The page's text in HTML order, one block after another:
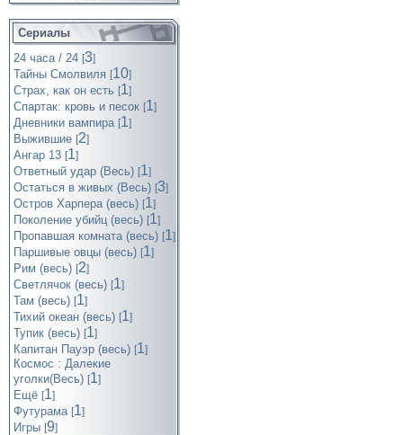
Сериалы
24 часа / 24 [3]
Тайны Смолвиля [10]
Страх, как он есть [1]
Спартак: кровь и песок [1]
Дневники вампира [1]
Выжившие [2]
Ангар 13 [1]
Ответный удар (Весь) [1]
Остаться в живых (Весь) [3]
Остров Харпера (весь) [1]
Поколение убийц (весь) [1]
Пропавшая комната (весь) [1]
Паршивые овцы (весь) [1]
Рим (весь) [2]
Светлячок (весь) [1]
Там (весь) [1]
Тихий океан (весь) [1]
Тупик (весь) [1]
Капитан Пауэр (весь) [1]
Космос : Далекие
уголки(Весь) [1]
Ещё [1]
Футурама [1]
Игры [9]